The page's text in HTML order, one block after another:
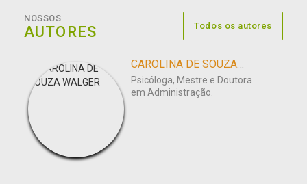
NOSSOS
AUTORES Todos os autores
CAROLINA DE SOUZA WALGER
Psicóloga, Mestre e Doutora
em Administração.